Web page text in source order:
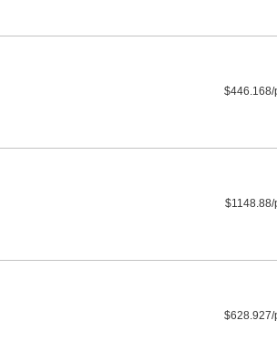
$446.168/
$1148.88/
$628.927/